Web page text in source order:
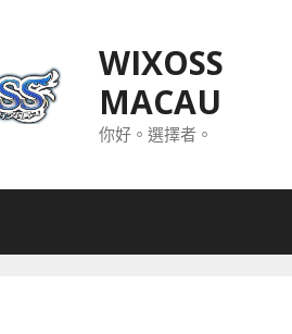
WIXOSS
MACAU
你好。選擇者。